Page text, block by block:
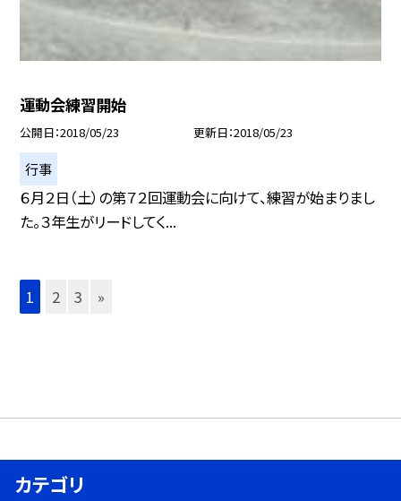
運動会練習開始
公開日 2018/05/23 更新日 2018/05/23
行事
６月２日（土）の第７２回運動会に向けて、練習が始まりまし
た。３年生がリードしてく...
1 2 3 »
カテゴリ